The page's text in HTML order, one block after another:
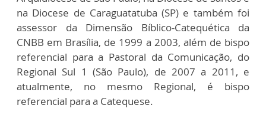
na Diocese de Caraguatatuba (SP) e também foi
assessor da Dimensão Bíblico-Catequética da
CNBB em Brasília, de 1999 a 2003, além de bispo
referencial para a Pastoral da Comunicação, do
Regional Sul 1 (São Paulo), de 2007 a 2011, e
atualmente, no mesmo Regional, é bispo
referencial para a Catequese.